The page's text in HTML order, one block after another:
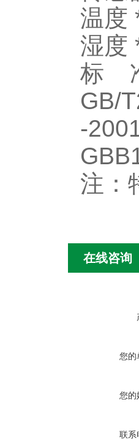
温度
湿度
标
GB/
-
注：
在线咨询
您的
您的
联系